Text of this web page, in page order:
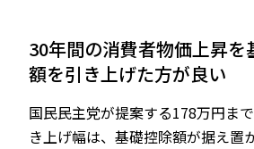
30年間の消費者物価上昇を
額を引き上げた方が良い
国民民主党が提案する178万円ま
き上げ幅は、基礎控除額が据え置